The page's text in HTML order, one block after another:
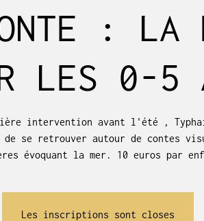
: LA
LES 0-5
intervention avant l'été ,
de se retrouver autour de contes
évoquant la mer. 10 euros par
Les inscriptions sont closes